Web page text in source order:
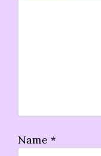
Name *